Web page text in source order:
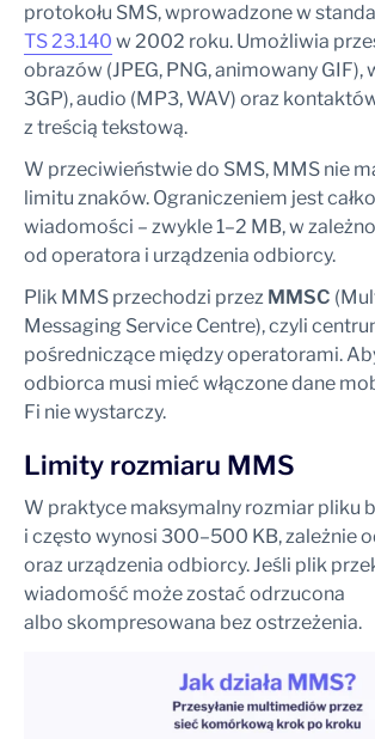
protokołu SMS, wprowadzone w
TS 23.140 w 2002 roku. Umożliwia
obrazów (JPEG, PNG, animowany GIF),
3GP), audio (MP3, WAV) oraz
z treścią tekstową.
W przeciwieństwie do SMS, MMS nie
limitu znaków. Ograniczeniem jest
wiadomości – zwykle 1–2 MB, w
od operatora i urządzenia odbiorcy.
Plik MMS przechodzi przez MMSC
Messaging Service Centre), czyli
pośredniczące między operatorami.
odbiorca musi mieć włączone dane
Fi nie wystarczy.
Limity rozmiaru MMS
W praktyce maksymalny rozmiar pliku
i często wynosi 300–500 KB, zależnie
oraz urządzenia odbiorcy. Jeśli plik
wiadomość może zostać odrzucona
albo skompresowana bez ostrzeżenia.